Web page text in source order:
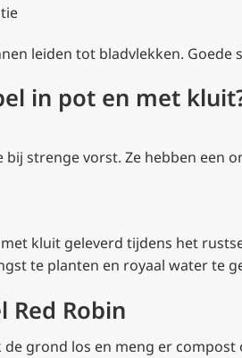
leiden tot bladvlekken. Goede
in pot en met
strenge vorst. Ze hebben een
kluit geleverd tijdens het
te planten en royaal water te
Robin
grond los en meng er